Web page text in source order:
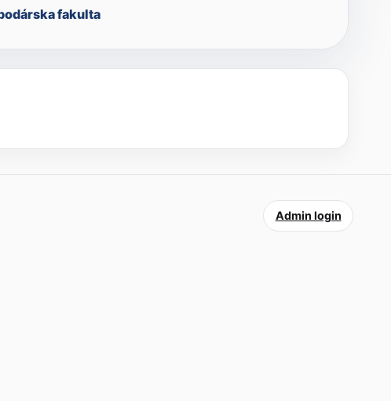
fakulta
Admin login